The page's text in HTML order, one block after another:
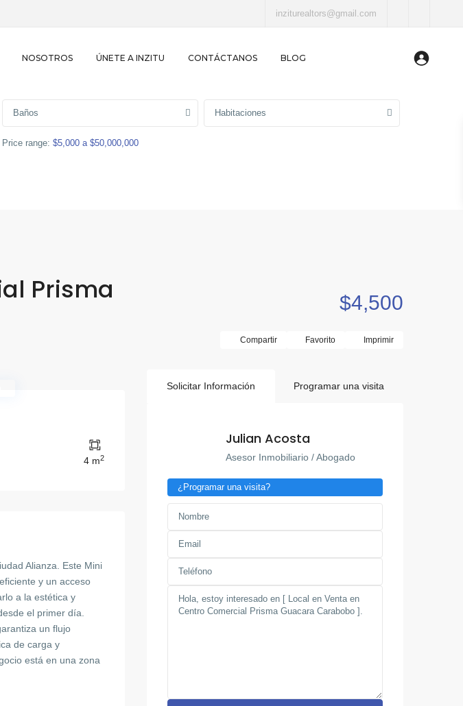
inziturealtors@gmail.com
NOSOTROS ÚNETE A INZITU CONTÁCTANOS BLOG
Baños Habitaciones
Price range: $5,000 a $50,000,000
Prisma $4,500
Compartir Favorito Imprimir
4 m2
Alianza. Este Mini
y un acceso
a la estética y
el primer día.
un flujo
de carga y
está en una zona
Solicitar Información Programar una visita
Julian Acosta
Asesor Inmobiliario / Abogado
¿Programar una visita?